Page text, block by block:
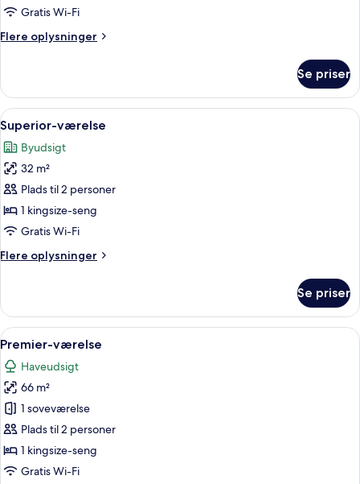
Gratis Wi-Fi
Flere oplysninger
Flere
værelse
Se priser
Indlæs
alle
billeder
af
Superior-
værelse
Superior-værelse | Gratis produkter i
14
Superior-værelse
Byudsigt
32 m²
Plads til 2 personer
1 kingsize-seng
Gratis Wi-Fi
Flere oplysninger
Flere
værelse
Se priser
Indlæs
alle
billeder
af
Premier-
værelse
Premier-værelse | Opholdsområde |
19
Premier-værelse
Haveudsigt
66 m²
1 soveværelse
Plads til 2 personer
1 kingsize-seng
Gratis Wi-Fi